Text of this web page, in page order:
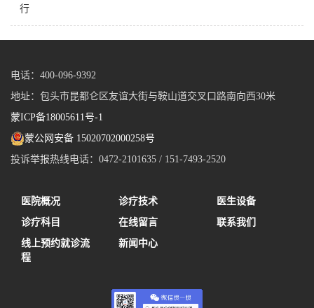
行
电话：400-096-9392
地址：包头市昆都仑区友谊大街与鞍山道交叉口路南向西30米
蒙ICP备18005611号-1
蒙公网安备 15020702000258号
投诉举报热线电话：0472-2101635 / 151-7493-2520
医院概况 诊疗技术
医生设备
诊疗科目
在线留言
联系我们
线上预约就诊流
程
新闻中心